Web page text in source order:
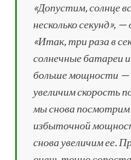
«Допустим, солнце
несколько секунд»,
«Итак, три раза в
солнечные батареи
больше мощности —
увеличим скорость
мы снова
избыточной
снова увеличим ее.